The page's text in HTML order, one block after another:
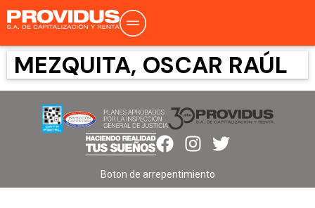
MEZQUITA, OSCAR RAÚL
Boton de arrepentimiento